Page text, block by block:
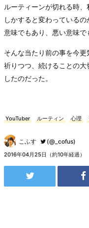
ルーティーンが切れる時
しかすると変わっている
意味でもあり、悪い意味で
そんな当たり前の事を今
祈りつつ、続けることの
したのだった。
YouTuber ルーティン 心理
こふす (@_cofus)
2016年04月25日（約10年経過）